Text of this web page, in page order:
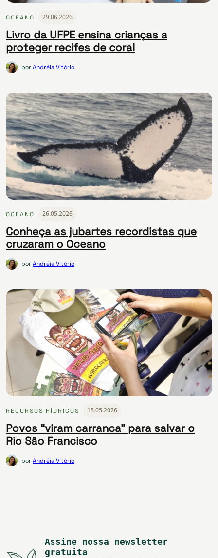
OCEANO 29.06.2026
Livro da UFPE ensina crianças a
proteger recifes de coral
porAndréia Vitório
OCEANO 26.05.2026
Conheça as jubartes recordistas que
cruzaram o Oceano
porAndréia Vitório
RECURSOS HÍDRICOS 18.05.2026
Povos “viram carranca” para salvar o
Rio São Francisco
porAndréia Vitório
Assine nossa newsletter
gratuita